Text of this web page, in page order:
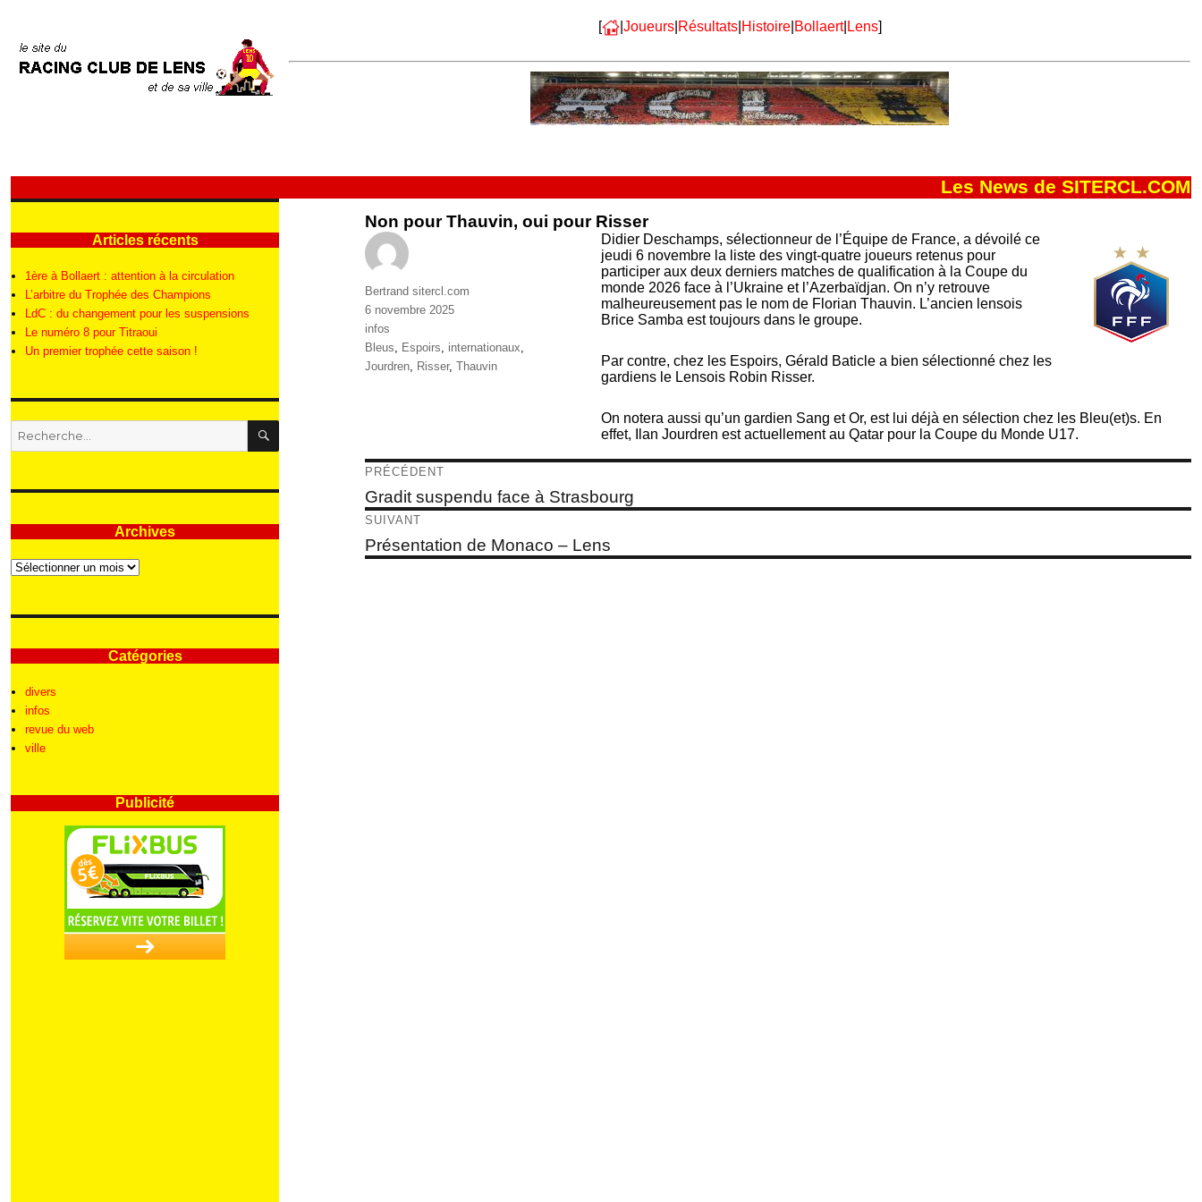
[ | Joueurs| Résultats| Histoire| Bollaert| Lens]
Les News de SITERCL.COM
Non pour Thauvin, oui pour Risser
Didier Deschamps, sélectionneur de l’Équipe de France, a dévoilé ce
jeudi 6 novembre la liste des vingt-quatre joueurs retenus pour
participer aux deux derniers matches de qualification à la Coupe du
monde 2026 face à l’Ukraine et l’Azerbaïdjan. On n’y retrouve
malheureusement pas le nom de Florian Thauvin. L’ancien lensois
Brice Samba est toujours dans le groupe.
Par contre, chez les Espoirs, Gérald Baticle a bien sélectionné chez les
gardiens le Lensois Robin Risser.
On notera aussi qu’un gardien Sang et Or, est lui déjà en sélection chez les Bleu(et)s. En
effet, Ilan Jourdren est actuellement au Qatar pour la Coupe du Monde U17.
Auteur
Bertrand sitercl.com
Publié
le
6 novembre 2025
Catégories
infos
Étiquettes
Bleus, Espoirs, internationaux,
Jourdren, Risser, Thauvin
Navigation
de
l’article
PRÉCÉDENT
Article
précédent :
Gradit suspendu face à Strasbourg
SUIVANT
Article
suivant :
Présentation de Monaco – Lens
Articles récents
1ère à Bollaert : attention à la circulation
L’arbitre du Trophée des Champions
LdC : du changement pour les suspensions
Le numéro 8 pour Titraoui
Un premier trophée cette saison !
Recherche
pour
RECHERCHE
Archives
Archives
Catégories
divers
infos
revue du web
ville